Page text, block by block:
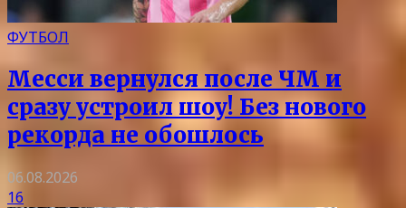
ФУТБОЛ
Месси вернулся после ЧМ и
сразу устроил шоу! Без нового
рекорда не обошлось
06.08.2026
16